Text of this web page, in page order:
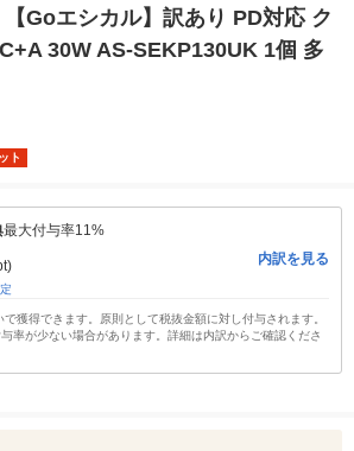
【Goエシカル】訳あり PD対応 ク
30W AS-SEKP130UK 1個 多
ト
最大付与率11%
内訳を見る
獲得できます。原則として税抜金額に対し付与されます。
率が少ない場合があります。詳細は内訳からご確認くださ